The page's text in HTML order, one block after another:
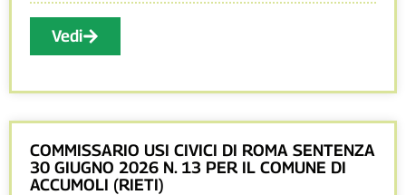
Vedi
COMMISSARIO USI CIVICI DI ROMA SENTENZA
30 GIUGNO 2026 N. 13 PER IL COMUNE DI
ACCUMOLI (RIETI)